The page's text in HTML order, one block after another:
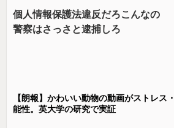
個人情報保護法違反だろこんなの
警察はさっさと逮捕しろ
【朗報】かわいい動物の動画がストレス
能性。英大学の研究で実証